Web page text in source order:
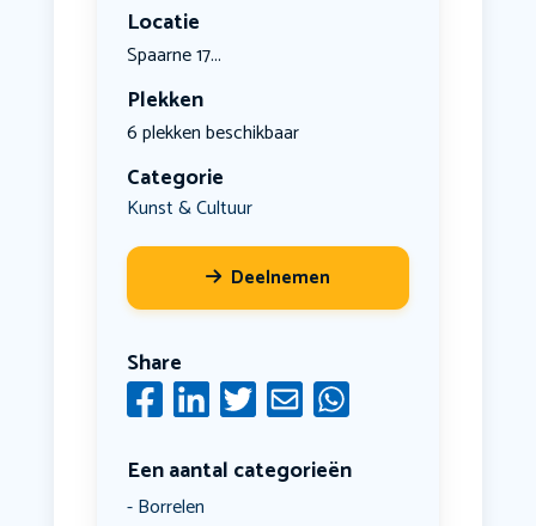
Locatie
Spaarne 17...
Plekken
6 plekken beschikbaar
Categorie
Kunst & Cultuur
Deelnemen
Share
Een aantal categorieën
Borrelen